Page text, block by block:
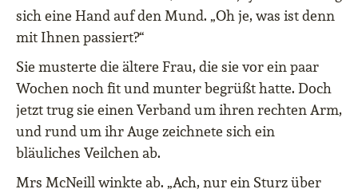
sich eine Hand auf den Mund. „Oh je, was ist denn
mit Ihnen passiert?“
Sie musterte die ältere Frau, die sie vor ein paar
Wochen noch fit und munter begrüßt hatte. Doch
jetzt trug sie einen Verband um ihren rechten Arm,
und rund um ihr Auge zeichnete sich ein
bläuliches Veilchen ab.
Mrs McNeill winkte ab. „Ach, nur ein Sturz über